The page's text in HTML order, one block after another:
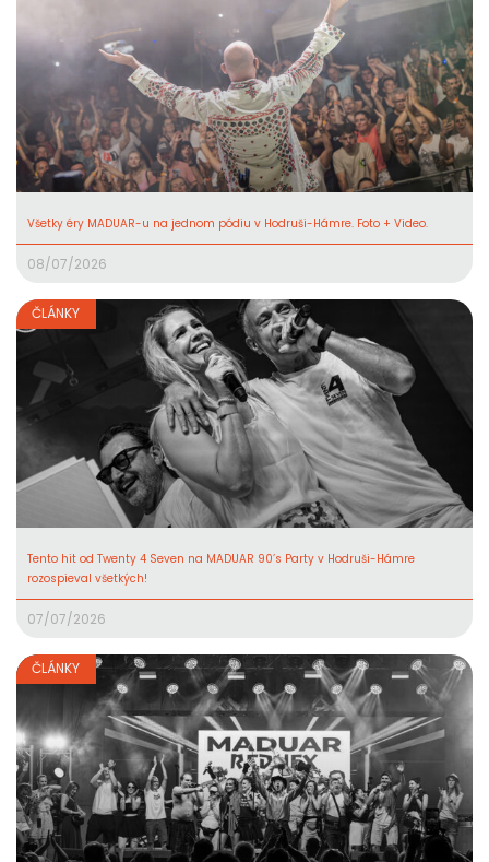
Všetky éry MADUAR-u na jednom pódiu v Hodruši-Hámre. Foto + Video.
08/07/2026
ČLÁNKY
Tento hit od Twenty 4 Seven na MADUAR 90’s Party v Hodruši-Hámre
rozospieval všetkých!
07/07/2026
ČLÁNKY